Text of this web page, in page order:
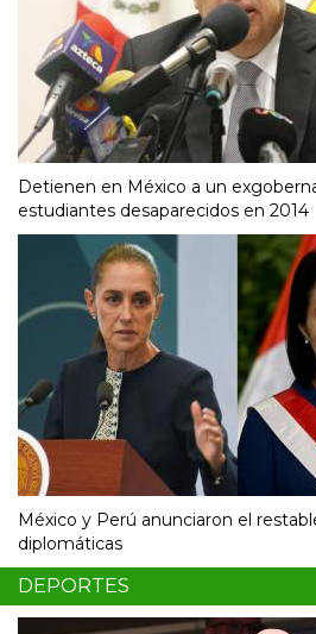
Detienen en México a un
estudiantes desaparecidos en 2014
México y Perú anunciaron el
diplomáticas
DEPORTES